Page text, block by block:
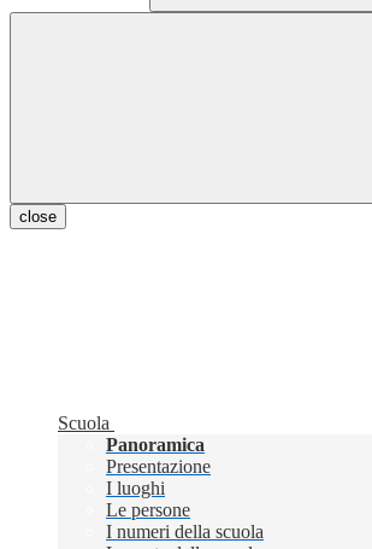
close
Scuola
Panoramica
Presentazione
I luoghi
Le persone
I numeri della scuola